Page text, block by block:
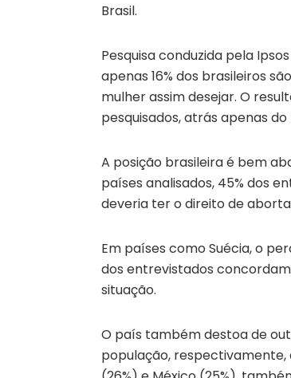
Brasil.
Pesquisa conduzida pela
apenas 16% dos brasileiros
mulher assim desejar. O
pesquisados, atrás apenas do
A posição brasileira é bem
países analisados, 45% dos
deveria ter o direito de
Em países como Suécia, o
dos entrevistados
situação.
O país também destoa de
população, respectivamente,